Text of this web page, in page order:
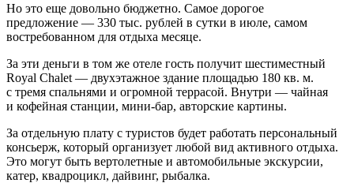
Но это еще довольно бюджетно. Самое дорогое
предложение — 330 тыс. рублей в сутки в июле, самом
востребованном для отдыха месяце.
За эти деньги в том же отеле гость получит шестиместный
Royal Chalet — двухэтажное здание площадью 180 кв. м.
с тремя спальнями и огромной террасой. Внутри — чайная
и кофейная станции, мини-бар, авторские картины.
За отдельную плату с туристов будет работать персональный
консьерж, который организует любой вид активного отдыха.
Это могут быть вертолетные и автомобильные экскурсии,
катер, квадроцикл, дайвинг, рыбалка.